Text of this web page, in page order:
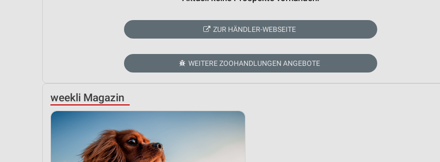
ZUR HÄNDLER-WEBSEITE
WEITERE ZOOHANDLUNGEN ANGEBOTE
weekli Magazin